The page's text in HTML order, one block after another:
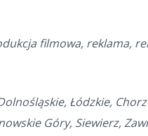
filmowa, reklama,
Łódzkie,
Góry, Siewierz,